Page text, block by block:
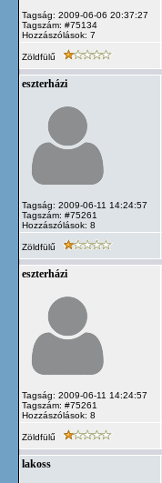
Tagság: 2009-06-06 20:37:27
Tagszám: #75134
Hozzászólások: 7
Zöldfülű
eszterházi
Tagság: 2009-06-11 14:24:57
Tagszám: #75261
Hozzászólások: 8
Zöldfülű
eszterházi
Tagság: 2009-06-11 14:24:57
Tagszám: #75261
Hozzászólások: 8
Zöldfülű
lakoss